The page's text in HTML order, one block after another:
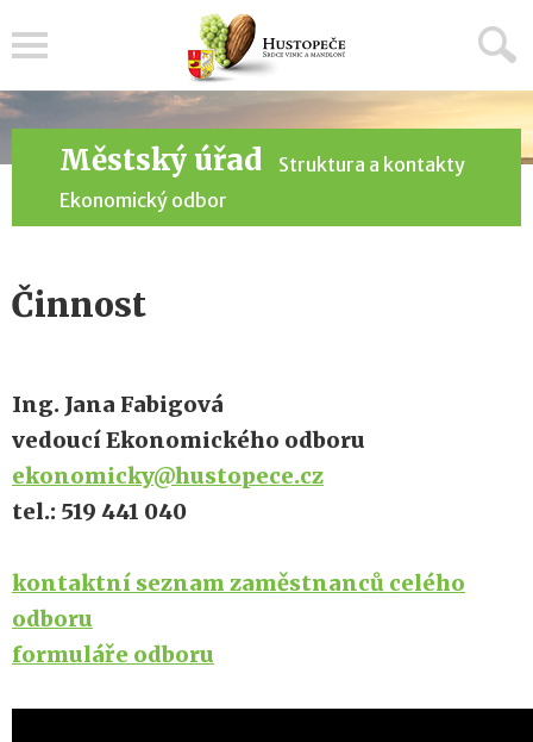
Městský úřad
Struktura a kontakty
Ekonomický odbor
Činnost
Ing. Jana Fabigová
vedoucí Ekonomického odboru
ekonomicky@hustopece.cz
tel.: 519 441 040
kontaktní seznam zaměstnanců celého
odboru
formuláře odboru